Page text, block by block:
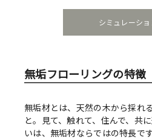
シミュレーショ
無垢フローリングの特徴
無垢材とは、天然の木から採れ
と。見て、触れて、住んで、共
いは、無垢材ならではの特長です